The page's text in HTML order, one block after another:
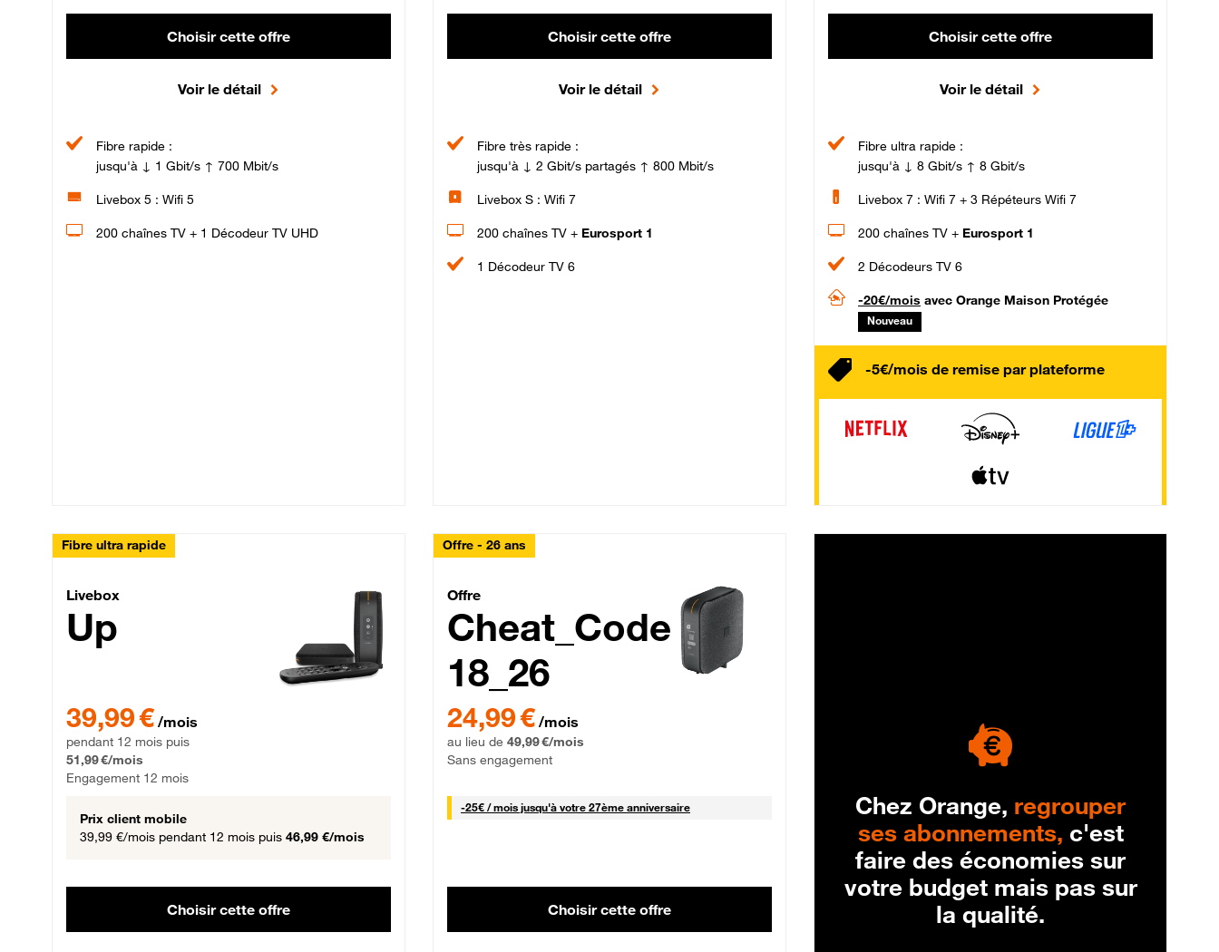
Choisir cette offre
Voir le détail
Fibre rapide :
jusqu'à ↓ 1 Gbit/s ↑ 700 Mbit/s
Livebox 5 : Wifi 5
200 chaînes TV + 1 Décodeur TV UHD
Choisir cette offre
Voir le détail
Fibre très rapide :
jusqu'à ↓ 2 Gbit/s partagés ↑ 800 Mbit/s
Livebox S : Wifi 7
200 chaînes TV + Eurosport 1
1 Décodeur TV 6
Choisir cette offre
Voir le détail
Fibre ultra rapide :
jusqu'à ↓ 8 Gbit/s ↑ 8 Gbit/s
Livebox 7 : Wifi 7 + 3 Répéteurs Wifi 7
200 chaînes TV + Eurosport 1
2 Décodeurs TV 6
-20€/mois avec Orange Maison Protégée
Nouveau
-5€/mois de remise par plateforme
Fibre ultra rapide
Livebox Up Fibre
Livebox
Up
39,99 € /mois
pendant 12 mois puis
51,99 €/mois
Engagement 12 mois
Prix client mobile
39,99 €/mois pendant 12 mois puis 46,99 €/mois
Choisir cette offre
Offre - 26 ans
Cheat_Code Fibre_18_26
Offre
Cheat_Code
18_26
24,99 € /mois
au lieu de 49,99 €/mois
Sans engagement
-25€ / mois25 € par mois
jusqu'à votre 27ème anniversaire
Choisir cette offre
Chez Orange, regrouper
ses abonnements, c'est
faire des économies sur
votre budget mais pas sur
la qualité.